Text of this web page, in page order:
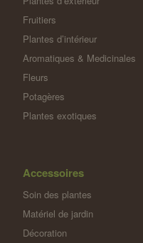
Fruitiers
Plantes d’intérieur
Aromatiques & Medicinales
Fleurs
Potagères
Plantes exotiques
Accessoires
Soin des plantes
Matériel de jardin
Décoration